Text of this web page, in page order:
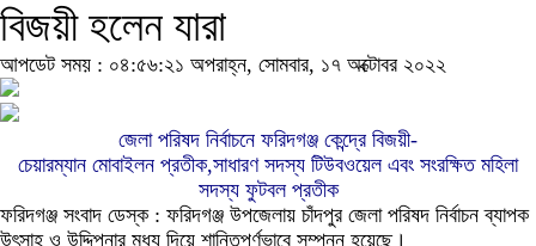
বিজয়ী হলেন যারা
আপডেট সময় : ০৪:৫৬:২১ অপরাহ্ন, সোমবার, ১৭ অক্টোবর ২০২২
জেলা পরিষদ নির্বাচনে ফরিদগঞ্জ কেন্দ্রে বিজয়ী-
চেয়ারম্যান মোবাইলন প্রতীক,সাধারণ সদস্য টিউবওয়েল এবং সংরক্ষিত মহিলা
সদস্য ফুটবল প্রতীক
ফরিদগঞ্জ সংবাদ ডেস্ক : ফরিদগঞ্জ উপজেলায় চাঁদপুর জেলা পরিষদ নির্বাচন ব্যাপক
উৎসাহ ও উদ্দিপনার মধ্য দিয়ে শান্তিপূর্ণভাবে সম্পন্ন হয়েছে।